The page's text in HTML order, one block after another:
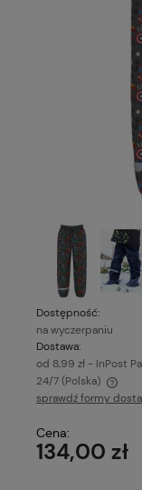
Dostępność:
na wyczerpaniu
Dostawa:
od 8,99 zł - InPost
24/7(Polska)
Cena nie
sprawdź formy
Cena:
134,00 zł